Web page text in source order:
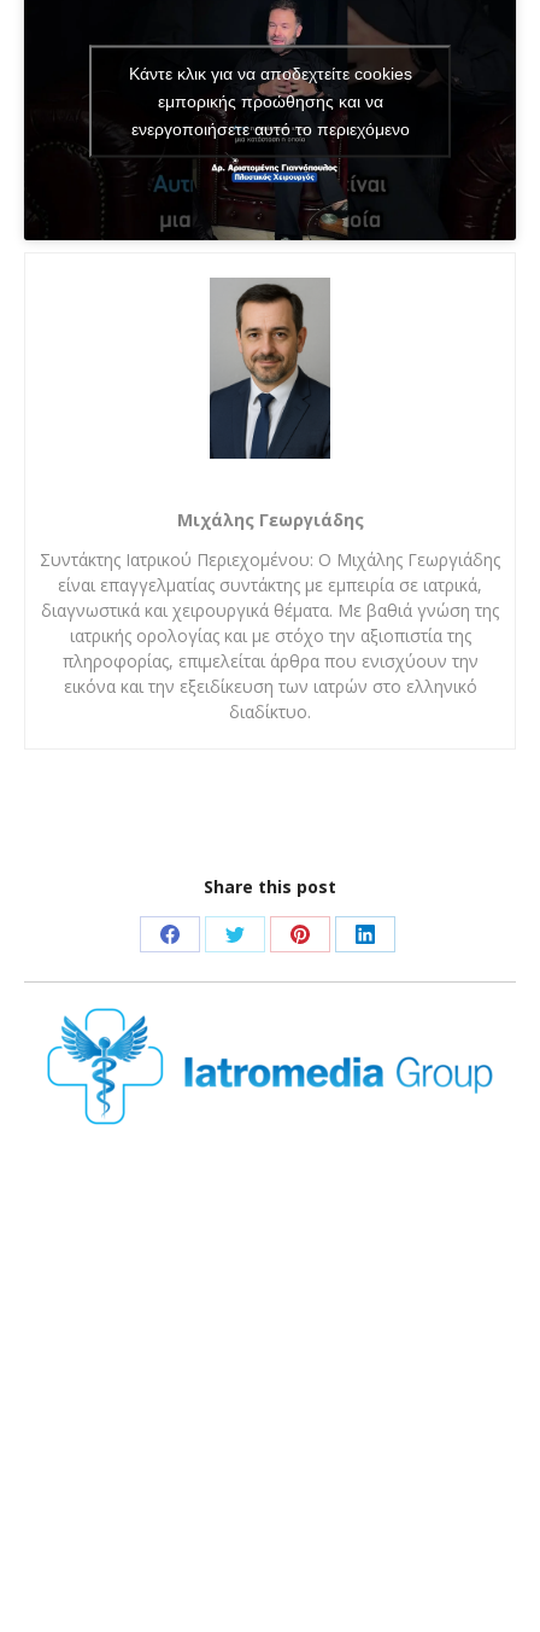
Κάντε κλικ για να αποδεχτείτε cookies
εμπορικής προώθησης και να
ενεργοποιήσετε αυτό το περιεχόμενο
Μιχάλης Γεωργιάδης
Συντάκτης Ιατρικού Περιεχομένου: Ο Μιχάλης Γεωργιάδης
είναι επαγγελματίας συντάκτης με εμπειρία σε ιατρικά,
διαγνωστικά και χειρουργικά θέματα. Με βαθιά γνώση της
ιατρικής ορολογίας και με στόχο την αξιοπιστία της
πληροφορίας, επιμελείται άρθρα που ενισχύουν την
εικόνα και την εξειδίκευση των ιατρών στο ελληνικό
διαδίκτυο.
Share this post